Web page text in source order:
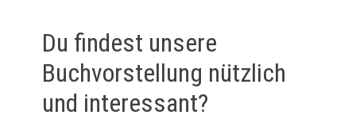
Du findest unsere
Buchvorstellung nützlich
und interessant?